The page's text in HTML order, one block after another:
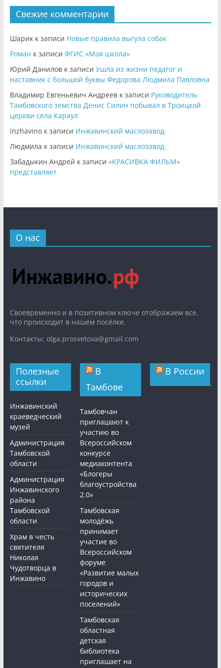
Свежие комментарии
Шарикк записи Новые правила выгула собак
Роман к записи ФГИС «Моя школа»
Юрий Даниловк записи Ушла из жизни педагог и
наставник с большой буквы Федорова Людмила Павловна
Владимир Евгеньевич Андреевк записи Руководитель
Тамбовского земства Денис Силин побывал в Троицкой
церкви села Караул
inzhavinoк записи Инжавинский маслозавод
Людмила к записи Инжавинский маслозавод
Забадыкин Андрей к записи «КРАСИВКА ФИЛЬМ»
представляет
О нас
Cвоевременно и в позитивном ключе отображаем все,
что происходит в нашем посёлке.
Контакты: olga.prosvetova@gmail.com
Полезные
ссылки
Инжавинский
краеведческий
музей
Администрация
Тамбовской
области
Администрация
Инжавинского
района
Тамбовской
области
Храм в честь
святителя
Николая
Чудотворца в
Инжавино
В
Тамбове
Тамбовчан
приглашают к
участию во
Всероссийском
конкурсе
медиаконтента
«Блогеры
благоустройства
2.0»
Тамбовская
молодёжь
принимает
участие во
Всероссийском
форуме
«Развитие малых
городов и
исторических
поселений»
Тамбовская
областная
детская
библиотека
приглашает на
В России